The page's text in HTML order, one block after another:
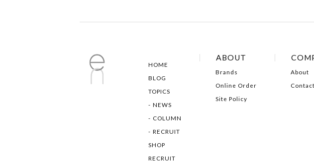
HOME
BLOG
TOPICS
NEWS
COLUMN
RECRUIT
SHOP
RECRUIT
ABOUT
Brands
Online Order
Site Policy
About
Contact